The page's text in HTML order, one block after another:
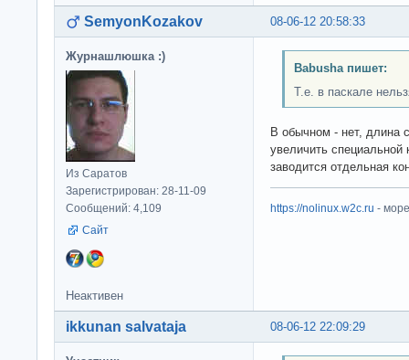
08-06-12 20:58:33
SemyonKozakov
Журнашлюшка :)
Из Саратов
Зарегистрирован: 28-11-09
Сообщений: 4,109
Сайт
Babusha пишет:
Т.е. в паскале
В обычном - нет, длина
увеличить специальной
заводится отдельная
https://nolinux.w2c.ru -
Неактивен
08-06-12 22:09:29
ikkunan salvataja